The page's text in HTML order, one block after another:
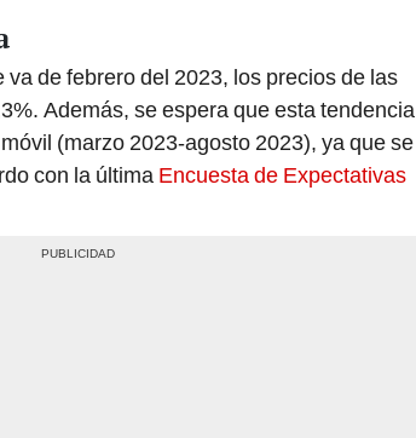
de febrero del 2023, los precios de las
Además, se espera que esta tendencia
(marzo 2023-agosto 2023), ya que se
con la última Encuesta de Expectativas